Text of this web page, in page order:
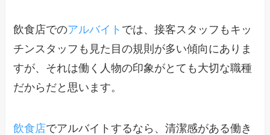
飲食店でのアルバイト では、接客スタッフもキッ
チンスタッフも見た目の規則が多い傾向にありま
すが、それは働く人物の印象がとても大切な職種
だからだと思います。
飲食店でアルバイトするなら、清潔感がある働き